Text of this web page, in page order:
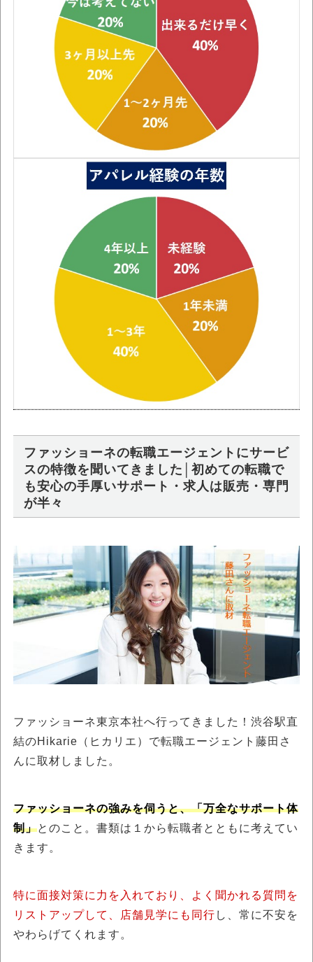
ファッショーネの転職エージェントにサービ
スの特徴を聞いてきました│初めての転職で
も安心の手厚いサポート・求人は販売・専門
が半々
ファッショーネ東京本社へ行ってきました！渋谷駅直
結のHikarie（ヒカリエ）で転職エージェント藤田さ
んに取材しました。
ファッショーネの強みを伺うと、「万全なサポート体
制」とのこと。書類は１から転職者とともに考えてい
きます。
特に面接対策に力を入れており、よく聞かれる質問を
リストアップして、店舗見学にも同行 し、常に不安を
やわらげてくれます。